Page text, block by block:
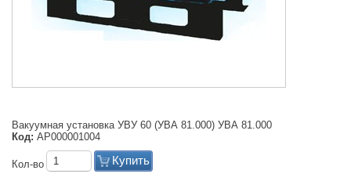
Вакуумная установка УВУ 60 (УВА 81.000) УВА 81.000
Код: АР000001004
Кол-во Купить